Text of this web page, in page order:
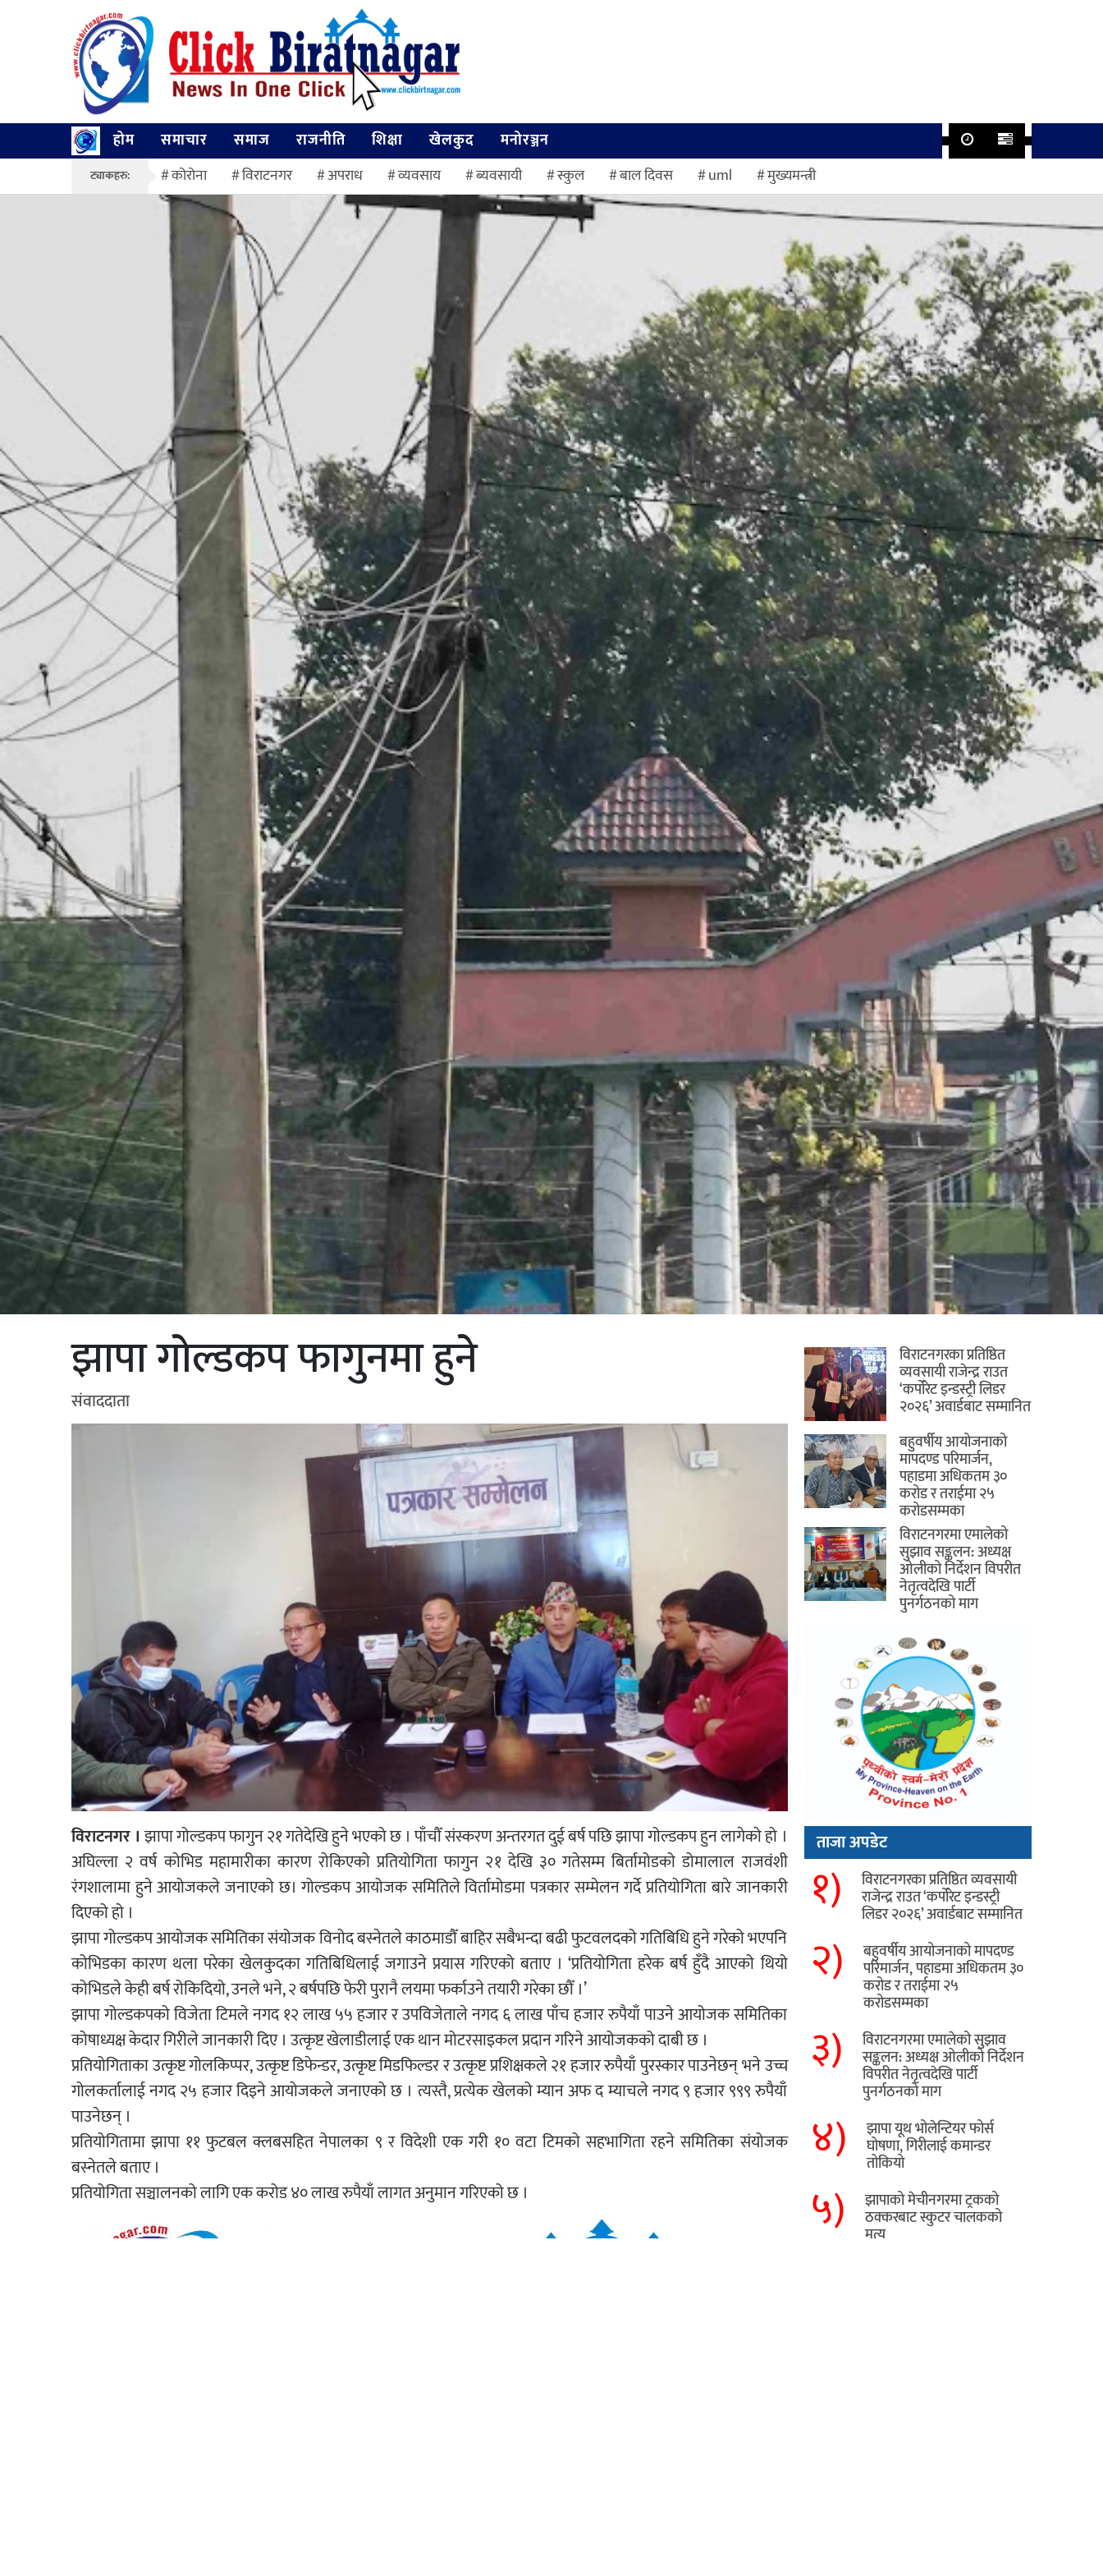
होम समाचार समाज राजनीति शिक्षा खेलकुद मनोरञ्जन
ट्याकहरु: कोरोना विराटनगर अपराध व्यवसाय ब्यवसायी स्कुल बाल दिवस uml मुख्यमन्त्री
झापा गोल्डकप फागुनमा हुने
संवाददाता
विराटनगर ।झापा गोल्डकप फागुन २१ गतेदेखि हुने भएको छ । पाँचौँ संस्करण अन्तरगत दुई बर्ष पछि झापा गोल्डकप हुन लागेको हो ।
अघिल्ला २ वर्ष कोभिड महामारीका कारण रोकिएको प्रतियोगिता फागुन २१ देखि ३० गतेसम्म बिर्तामोडको डोमालाल राजवंशी
रंगशालामा हुने आयोजकले जनाएको छ। गोल्डकप आयोजक समितिले विर्तामोडमा पत्रकार सम्मेलन गर्दे प्रतियोगिता बारे जानकारी
दिएको हो ।
झापा गोल्डकप आयोजक समितिका संयोजक विनोद बस्नेतले काठमाडौँ बाहिर सबैभन्दा बढी फुटवलदको गतिबिधि हुने गरेको भएपनि
कोभिडका कारण थला परेका खेलकुदका गतिबिधिलाई जगाउने प्रयास गरिएको बताए । ‘प्रतियोगिता हरेक बर्ष हुँदै आएको थियो
कोभिडले केही बर्ष रोकिदियो, उनले भने, २ बर्षपछि फेरी पुरानै लयमा फर्काउने तयारी गरेका छौँ ।’
झापा गोल्डकपको विजेता टिमले नगद १२ लाख ५५ हजार र उपविजेताले नगद ६ लाख पाँच हजार रुपैयाँ पाउने आयोजक समितिका
कोषाध्यक्ष केदार गिरीले जानकारी दिए । उत्कृष्ट खेलाडीलाई एक थान मोटरसाइकल प्रदान गरिने आयोजकको दाबी छ ।
प्रतियोगिताका उत्कृष्ट गोलकिप्पर, उत्कृष्ट डिफेन्डर, उत्कृष्ट मिडफिल्डर र उत्कृष्ट प्रशिक्षकले २१ हजार रुपैयाँ पुरस्कार पाउनेछन् भने उच्च
गोलकर्तालाई नगद २५ हजार दिइने आयोजकले जनाएको छ । त्यस्तै, प्रत्येक खेलको म्यान अफ द म्याचले नगद ९ हजार ९९९ रुपैयाँ
पाउनेछन् ।
प्रतियोगितामा झापा ११ फुटबल क्लबसहित नेपालका ९ र विदेशी एक गरी १० वटा टिमको सहभागिता रहने समितिका संयोजक
बस्नेतले बताए ।
प्रतियोगिता सञ्चालनको लागि एक करोड ४० लाख रुपैयाँ लागत अनुमान गरिएको छ ।
विराटनगरका प्रतिष्ठित
व्यवसायी राजेन्द्र राउत
‘कर्पोरेट इन्डस्ट्री लिडर
२०२६’ अवार्डबाट सम्मानित
बहुवर्षीय आयोजनाको
मापदण्ड परिमार्जन,
पहाडमा अधिकतम ३०
करोड र तराईमा २५
करोडसम्मका
विराटनगरमा एमालेको
सुझाव सङ्कलन: अध्यक्ष
ओलीको निर्देशन विपरीत
नेतृत्वदेखि पार्टी
पुनर्गठनको माग
ताजा अपडेट
१) विराटनगरका प्रतिष्ठित व्यवसायी
राजेन्द्र राउत ‘कर्पोरेट इन्डस्ट्री
लिडर २०२६’ अवार्डबाट सम्मानित
२) बहुवर्षीय आयोजनाको मापदण्ड
परिमार्जन, पहाडमा अधिकतम ३०
करोड र तराईमा २५
करोडसम्मका
३) विराटनगरमा एमालेको सुझाव
सङ्कलन: अध्यक्ष ओलीको निर्देशन
विपरीत नेतृत्वदेखि पार्टी
पुनर्गठनको माग
४) झापा यूथ भोलेन्टियर फोर्स
घोषणा, गिरीलाई कमान्डर
तोकियो
५) ​झापाको मेचीनगरमा ट्रकको
ठक्करबाट स्कुटर चालकको
मृत्यु